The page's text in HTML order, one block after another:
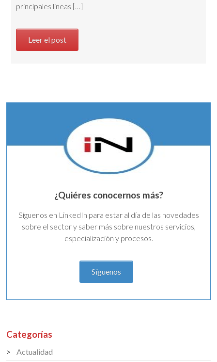
principales líneas […]
Leer el post
¿Quiéres conocernos más?
Síguenos en LinkedIn para estar al día de las novedades
sobre el sector y saber más sobre nuestros servicios,
especialización y procesos.
Síguenos
Categorías
Actualidad